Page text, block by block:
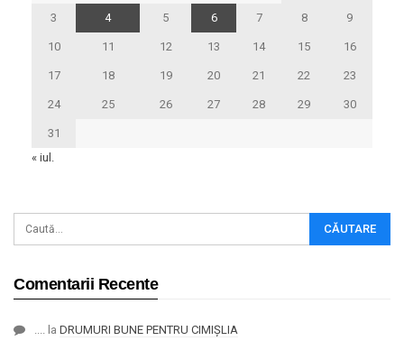
3 4 5 6 7 8 9
10 11 12 13 14 15 16
17 18 19 20 21 22 23
24 25 26 27 28 29 30
31
« iul.
Comentarii Recente
la DRUMURI BUNE PENTRU CIMIȘLIA